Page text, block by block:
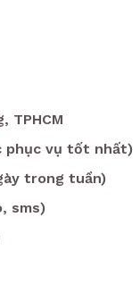
TPHCM
phục vụ tốt nhất)
trong tuần)
sms)